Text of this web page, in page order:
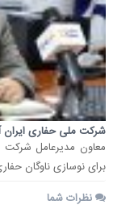
شرکت ملی حفاری ایران
معاون مدیرعامل شرکت
برای نوسازی ناوگان
نظرات شما